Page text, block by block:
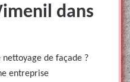
dans
nettoyage de façade ?
entreprise